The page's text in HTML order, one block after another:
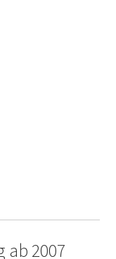
ab 2007